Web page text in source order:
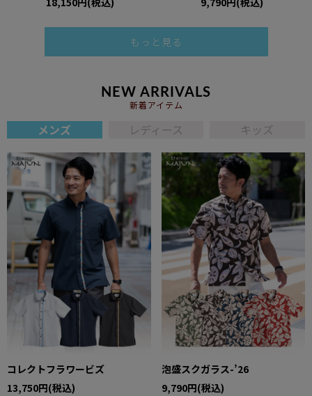
もっと見る
NEW ARRIVALS
新着アイテム
メンズ レディース キッズ
コレクトフラワービズ
13,750円(税込)
泡盛スクガラス-’26
9,790円(税込)